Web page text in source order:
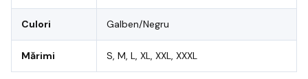
Culori Galben/Negru
Mărimi S, M, L, XL, XXL, XXXL